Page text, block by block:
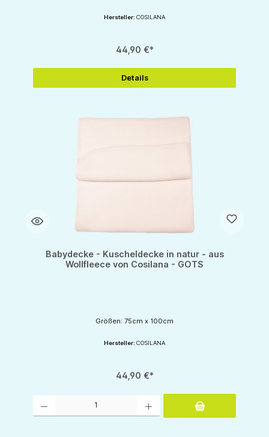
Hersteller: COSILANA
44,90 €*
Details
Babydecke - Kuscheldecke in natur - aus
Wollfleece von Cosilana - GOTS
Größen: 75cm x 100cm
Hersteller: COSILANA
44,90 €*